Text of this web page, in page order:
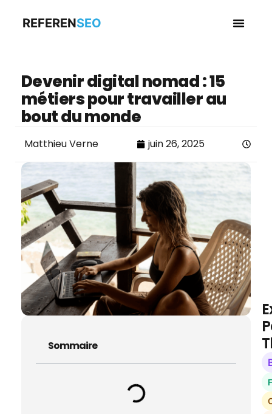
REFERENSEO
Devenir digital nomad : 15
métiers pour travailler au
bout du monde
Matthieu Verne juin 26, 2025
Sommaire